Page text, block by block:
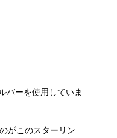
バーを使用していま
がこのスターリン